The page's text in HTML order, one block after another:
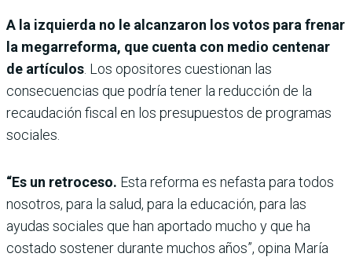
A la izquierda no le alcanzaron los votos para frenar
la megarreforma, que cuenta con medio centenar
de artículos . Los opositores cuestionan las
consecuencias que podría tener la reducción de la
recaudación fiscal en los presupuestos de programas
sociales.
“Es un retroceso. Esta reforma es nefasta para todos
nosotros, para la salud, para la educación, para las
ayudas sociales que han aportado mucho y que ha
costado sostener durante muchos años”, opina María